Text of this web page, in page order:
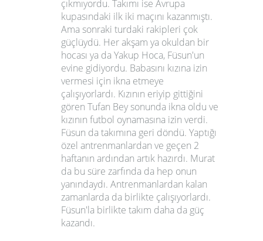
çıkmıyordu. Takımı ise Avrupa
kupasındaki ilk iki maçını kazanmıştı.
Ama sonraki turdaki rakipleri çok
güçlüydü. Her akşam ya okuldan bir
hocası ya da Yakup Hoca, Füsun'un
evine gidiyordu. Babasını kızına izin
vermesi için ikna etmeye
çalışıyorlardı. Kızının eriyip gittiğini
gören Tufan Bey sonunda ikna oldu ve
kızının futbol oynamasına izin verdi.
Füsun da takımına geri döndü. Yaptığı
özel antrenmanlardan ve geçen 2
haftanın ardından artık hazırdı. Murat
da bu süre zarfında da hep onun
yanındaydı. Antrenmanlardan kalan
zamanlarda da birlikte çalışıyorlardı.
Füsun'la birlikte takım daha da güç
kazandı.